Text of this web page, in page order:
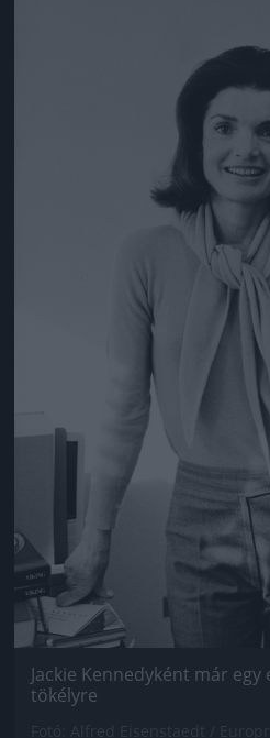
Jackie Kennedyként már
tökélyre